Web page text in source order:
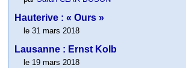
Hauterive : « Ours »
le 31 mars 2018
Lausanne : Ernst Kolb
le 19 mars 2018